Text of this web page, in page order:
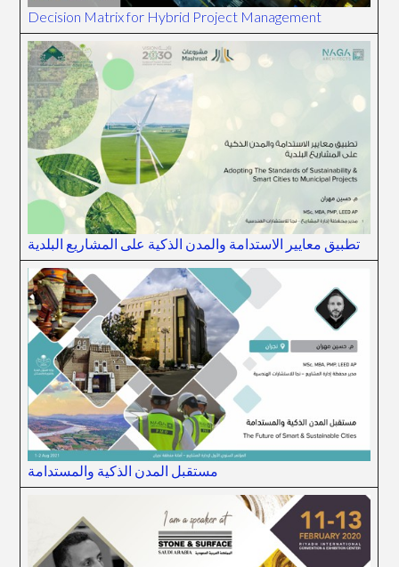
Decision Matrix for Hybrid Project Management
تطبيق معايير الاستدامة والمدن الذكية على المشاريع البلدية
مستقبل المدن الذكية والمستدامة